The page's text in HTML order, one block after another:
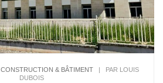
CONSTRUCTION & BÂTIMENT|
PAR LOUIS
DUBOIS